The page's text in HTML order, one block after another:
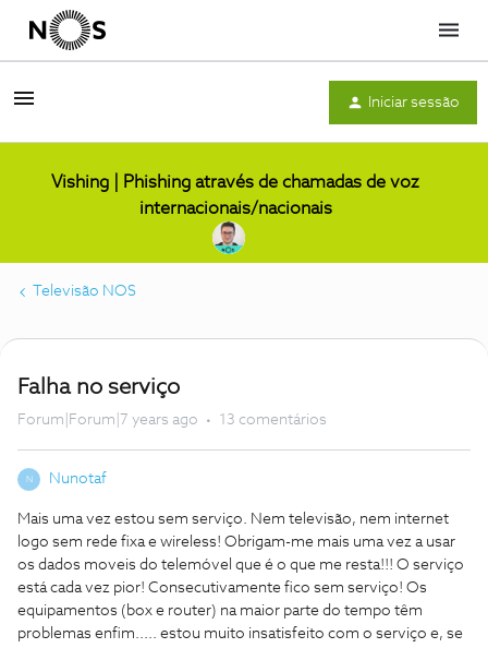
Menu
Iniciar sessão
Vishing | Phishing através de chamadas de voz
internacionais/nacionais
Televisão NOS
Falha no serviço
Forum|Forum|7 years ago 13 comentários
N Nunotaf
Mais uma vez estou sem serviço. Nem televisão, nem internet
logo sem rede fixa e wireless! Obrigam-me mais uma vez a usar
os dados moveis do telemóvel que é o que me resta!!! O serviço
está cada vez pior! Consecutivamente fico sem serviço! Os
equipamentos (box e router) na maior parte do tempo têm
problemas enfim..... estou muito insatisfeito com o serviço e, se